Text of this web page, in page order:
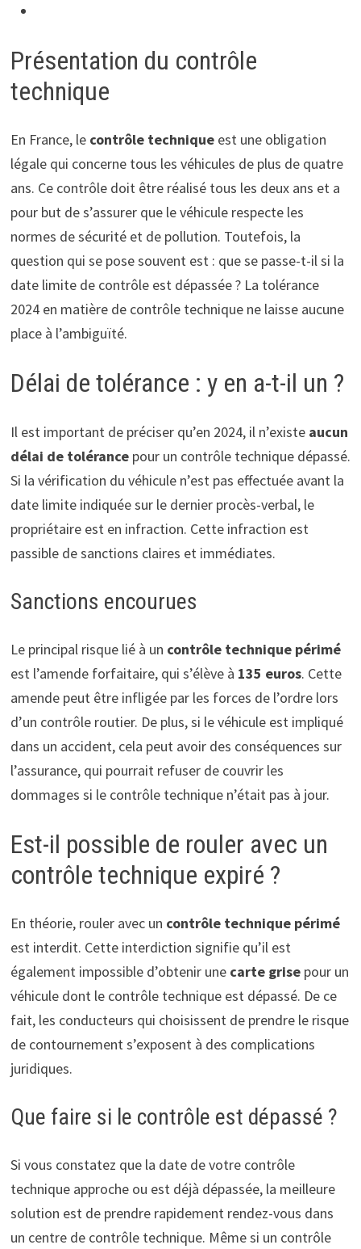
Présentation du contrôle
technique
En France, le contrôle techniqueest une obligation
légale qui concerne tous les véhicules de plus de quatre
ans. Ce contrôle doit être réalisé tous les deux ans et a
pour but de s’assurer que le véhicule respecte les
normes de sécurité et de pollution. Toutefois, la
question qui se pose souvent est : que se passe-t-il si la
date limite de contrôle est dépassée ? La tolérance
2024 en matière de contrôle technique ne laisse aucune
place à l’ambiguïté.
Délai de tolérance : y en a-t-il un ?
Il est important de préciser qu’en 2024, il n’existe aucun
délai de tolérancepour un contrôle technique dépassé.
Si la vérification du véhicule n’est pas effectuée avant la
date limite indiquée sur le dernier procès-verbal, le
propriétaire est en infraction. Cette infraction est
passible de sanctions claires et immédiates.
Sanctions encourues
Le principal risque lié à un contrôle technique périmé
est l’amende forfaitaire, qui s’élève à 135 euros. Cette
amende peut être infligée par les forces de l’ordre lors
d’un contrôle routier. De plus, si le véhicule est impliqué
dans un accident, cela peut avoir des conséquences sur
l’assurance, qui pourrait refuser de couvrir les
dommages si le contrôle technique n’était pas à jour.
Est-il possible de rouler avec un
contrôle technique expiré ?
En théorie, rouler avec un contrôle technique périmé
est interdit. Cette interdiction signifie qu’il est
également impossible d’obtenir une carte grisepour un
véhicule dont le contrôle technique est dépassé. De ce
fait, les conducteurs qui choisissent de prendre le risque
de contournement s’exposent à des complications
juridiques.
Que faire si le contrôle est dépassé ?
Si vous constatez que la date de votre contrôle
technique approche ou est déjà dépassée, la meilleure
solution est de prendre rapidement rendez-vous dans
un centre de contrôle technique. Même si un contrôle